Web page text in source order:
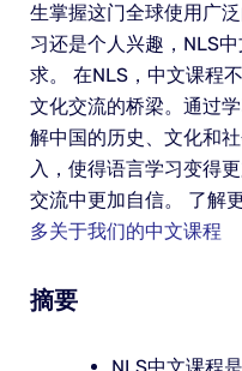
生掌握这门全球使用广
习还是个人兴趣，NLS
求。 在NLS，中文课程
文化交流的桥梁。通过
解中国的历史、文化和
入，使得语言学习变得
交流中更加自信。 了解
多关于我们的中文课程
摘要